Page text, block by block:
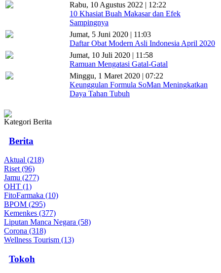
Rabu, 10 Agustus 2022 | 12:22
10 Khasiat Buah Makasar dan Efek
Sampingnya
Jumat, 5 Juni 2020 | 11:03
Daftar Obat Modern Asli Indonesia April 2020
Jumat, 10 Juli 2020 | 11:58
Ramuan Mengatasi Gatal-Gatal
Minggu, 1 Maret 2020 | 07:22
Keunggulan Formula SoMan Meningkatkan
Daya Tahan Tubuh
Kategori Berita
Berita
Aktual (218)
Riset (96)
Jamu (277)
OHT (1)
FitoFarmaka (10)
BPOM (295)
Kemenkes (377)
Liputan Manca Negara (58)
Corona (318)
Wellness Tourism (13)
Tokoh